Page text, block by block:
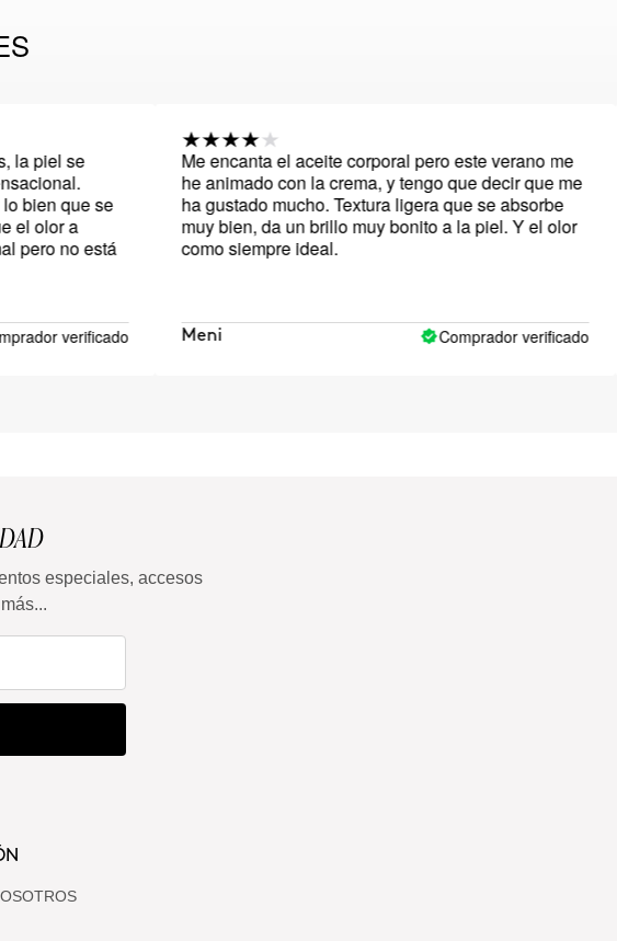
se
que se
a
no está
verificado
Me encanta el aceite corporal pero este verano me
he animado con la crema, y tengo que decir que me
ha gustado mucho. Textura ligera que se absorbe
muy bien, da un brillo muy bonito a la piel. Y el olor
como siempre ideal.
Comprador verificado
especiales, accesos